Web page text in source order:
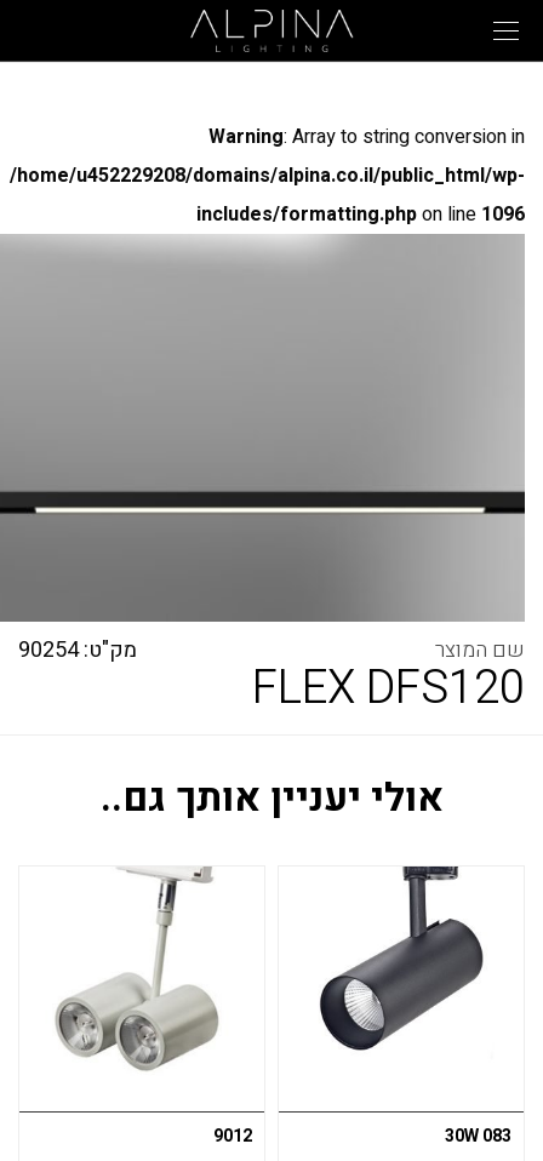
Warning: Array to string conversion in
/home/u452229208/domains/alpina.co.il/public_html/wp-
includes/formatting.phpon line 1096
FLEX DFS120
מק"ט: 90254
אולי יעניין אותך גם..
083 30W
9012